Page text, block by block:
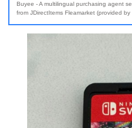
Buyee - A multilingual purchasing agent
from JDirectItems Fleamarket (provided